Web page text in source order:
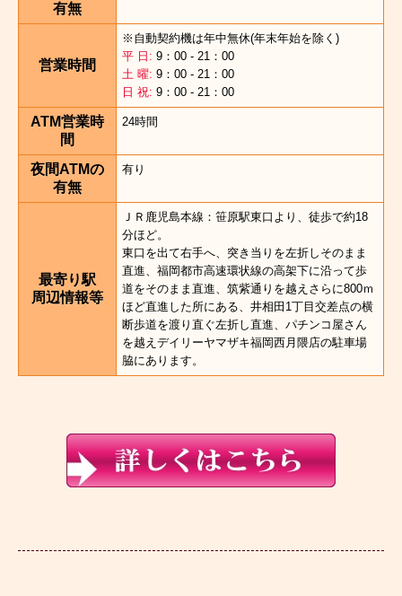
有無
営業時間
※自動契約機は年中無休(年末年始を除く)
平 日: 9：00 - 21：00
土 曜: 9：00 - 21：00
日 祝: 9：00 - 21：00
ATM営業時
間
24時間
夜間ATMの
有無
有り
最寄り駅
周辺情報等
ＪＲ鹿児島本線：笹原駅東口より、徒歩で約18
分ほど。
東口を出て右手へ、突き当りを左折しそのまま
直進、福岡都市高速環状線の高架下に沿って歩
道をそのまま直進、筑紫通りを越えさらに800ｍ
ほど直進した所にある、井相田1丁目交差点の横
断歩道を渡り直ぐ左折し直進、パチンコ屋さん
を越えデイリーヤマザキ福岡西月隈店の駐車場
脇にあります。